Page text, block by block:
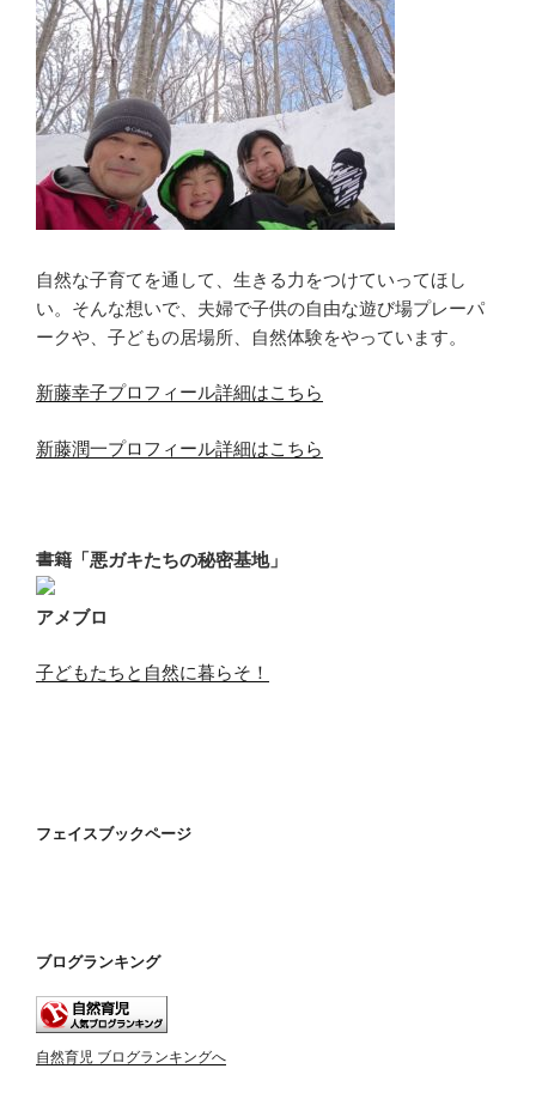
自然な子育てを通して、生きる力をつけていってほし
い。そんな想いで、夫婦で子供の自由な遊び場プレーパ
ークや、子どもの居場所、自然体験をやっています。
新藤幸子プロフィール詳細はこちら
新藤潤一プロフィール詳細はこちら
書籍「悪ガキたちの秘密基地」
アメブロ
子どもたちと自然に暮らそ！
フェイスブックページ
ブログランキング
自然育児 ブログランキングへ